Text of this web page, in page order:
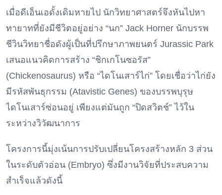
เมื่อดีเอ็นเอดั้งเดิมหายไป นักวิทยาศาสตร์จึงหันไปหา
ทายาทที่ยังมีชีวิตอยู่อย่าง “นก” Jack Horner นักบรรพ
ชีวินวิทยาชื่อดังผู้เป็นที่ปรึกษาภาพยนตร์ Jurassic Park
เสนอแนวคิดการสร้าง “ชิกเกโนซอรัส”
(Chickenosaurus) หรือ “ไดโนเสาร์ไก่” โดยเชื่อว่าไก่ยัง
มีรหัสพันธุกรรม (Atavistic Genes) ของบรรพบุรุษ
ไดโนเสาร์ซ่อนอยู่ เพียงแต่มันถูก “ปิดสวิตช์” ไว้ใน
ระหว่างวิวัฒนาการ
โครงการนี้มุ่งเน้นการปรับเปลี่ยนโครงสร้างหลัก 3 ส่วน
ในระดับตัวอ่อน (Embryo) ซึ่งมีงานวิจัยที่ประสบความ
สำเร็จแล้วดังนี้